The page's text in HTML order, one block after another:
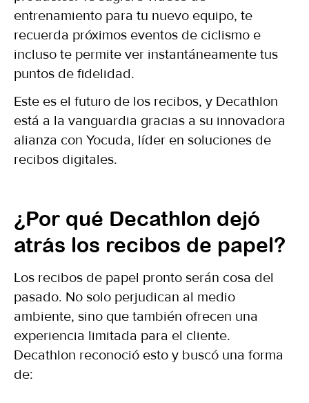
entrenamiento para tu nuevo equipo, te
recuerda próximos eventos de ciclismo e
incluso te permite ver instantáneamente tus
puntos de fidelidad.
Este es el futuro de los recibos, y Decathlon
está a la vanguardia gracias a su innovadora
alianza con Yocuda, líder en soluciones de
recibos digitales.
¿Por qué Decathlon dejó
atrás los recibos de papel?
Los recibos de papel pronto serán cosa del
pasado. No solo perjudican al medio
ambiente, sino que también ofrecen una
experiencia limitada para el cliente.
Decathlon reconoció esto y buscó una forma
de: